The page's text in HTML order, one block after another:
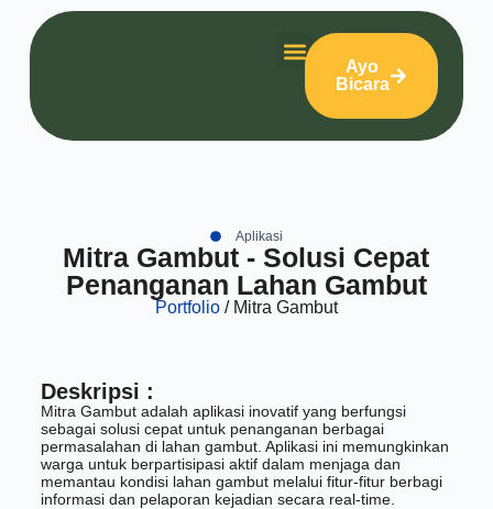
Ayo
Bicara
Aplikasi
Mitra Gambut - Solusi Cepat
Penanganan Lahan Gambut
Portfolio/ Mitra Gambut
Deskripsi :
Mitra Gambut adalah aplikasi inovatif yang berfungsi
sebagai solusi cepat untuk penanganan berbagai
permasalahan di lahan gambut. Aplikasi ini memungkinkan
warga untuk berpartisipasi aktif dalam menjaga dan
memantau kondisi lahan gambut melalui fitur-fitur berbagi
informasi dan pelaporan kejadian secara real-time.